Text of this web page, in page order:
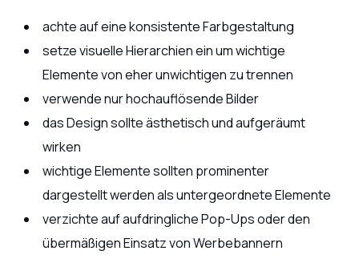
achte auf eine konsistente Farbgestaltung
setze visuelle Hierarchien ein um wichtige
Elemente von eher unwichtigen zu trennen
verwende nur hochauflösende Bilder
das Design sollte ästhetisch und aufgeräumt
wirken
wichtige Elemente sollten prominenter
dargestellt werden als untergeordnete Elemente
verzichte auf aufdringliche Pop-Ups oder den
übermäßigen Einsatz von Werbebannern